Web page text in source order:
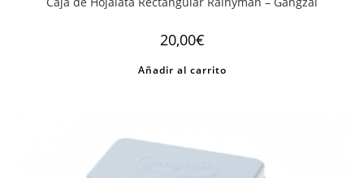
20,00€
Añadir al carrito